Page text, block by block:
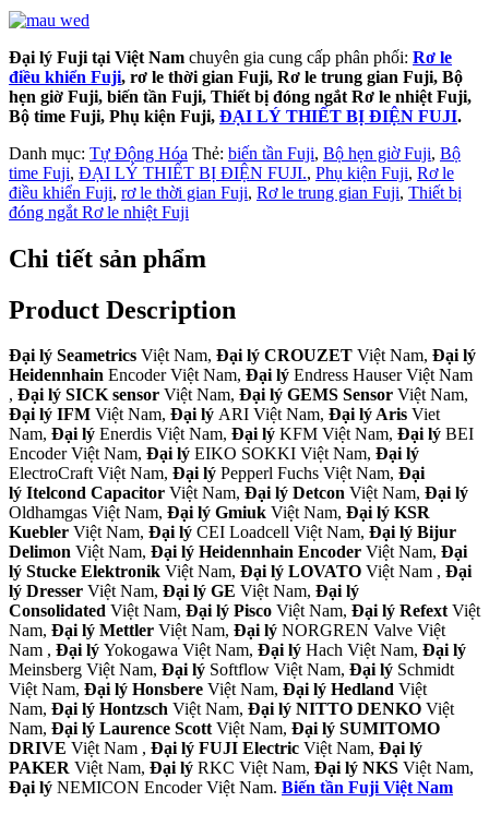
Đại lý Fuji tại Việt Nam chuyên gia cung cấp phân phối: Rơ le
điều khiển Fuji, rơ le thời gian Fuji, Rơ le trung gian Fuji, Bộ
hẹn giờ Fuji, biến tần Fuji, Thiết bị đóng ngắt Rơ le nhiệt Fuji,
Bộ time Fuji, Phụ kiện Fuji, ĐẠI LÝ THIẾT BỊ ĐIỆN FUJI.
Danh mục: Tự Động Hóa Thẻ: biến tần Fuji, Bộ hẹn giờ Fuji, Bộ
time Fuji, ĐẠI LÝ THIẾT BỊ ĐIỆN FUJI., Phụ kiện Fuji, Rơ le
điều khiển Fuji, rơ le thời gian Fuji, Rơ le trung gian Fuji, Thiết bị
đóng ngắt Rơ le nhiệt Fuji
Chi tiết sản phẩm
Product Description
Đại lý Seametrics Việt Nam, Đại lý CROUZET Việt Nam, Đại lý
Heidennhain Encoder Việt Nam, Đại lý Endress Hauser Việt Nam
, Đại lý SICK sensor Việt Nam, Đại lý GEMS Sensor Việt Nam,
Đại lý IFM Việt Nam, Đại lý ARI Việt Nam, Đại lý Aris Viet
Nam, Đại lý Enerdis Việt Nam, Đại lý KFM Việt Nam, Đại lý BEI
Encoder Việt Nam, Đại lý EIKO SOKKI Việt Nam, Đại lý
ElectroCraft Việt Nam, Đại lý Pepperl Fuchs Việt Nam, Đại
lý Itelcond Capacitor Việt Nam, Đại lý Detcon Việt Nam, Đại lý
Oldhamgas Việt Nam, Đại lý Gmiuk Việt Nam, Đại lý KSR
Kuebler Việt Nam, Đại lý CEI Loadcell Việt Nam, Đại lý Bijur
Delimon Việt Nam, Đại lý Heidennhain Encoder Việt Nam, Đại
lý Stucke Elektronik Việt Nam, Đại lý LOVATO Việt Nam , Đại
lý Dresser Việt Nam, Đại lý GE Việt Nam, Đại lý
Consolidated Việt Nam, Đại lý Pisco Việt Nam, Đại lý RefextViệt
Nam, Đại lý Mettler Việt Nam, Đại lý NORGREN Valve Việt
Nam , Đại lý Yokogawa Việt Nam, Đại lý Hach Việt Nam, Đại lý
Meinsberg Việt Nam, Đại lý Softflow Việt Nam, Đại lý Schmidt
Việt Nam, Đại lý Honsbere Việt Nam, Đại lý Hedland Việt
Nam, Đại lý Hontzsch Việt Nam, Đại lý NITTO DENKO Việt
Nam, Đại lý Laurence ScottViệt Nam, Đại lý SUMITOMO
DRIVE Việt Nam , Đại lý FUJI Electric Việt Nam, Đại lý
PAKER Việt Nam, Đại lý RKC Việt Nam, Đại lý NKS Việt Nam,
Đại lý NEMICON Encoder Việt Nam. Biến tần Fuji Việt Nam